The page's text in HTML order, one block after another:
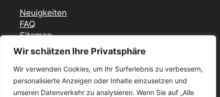
Wir schätzen Ihre Privatsphäre
Wir verwenden Cookies, um Ihr Surferlebnis zu verbessern,
personalisierte Anzeigen oder Inhalte einzusetzen und
unseren Datenverkehr zu analysieren. Wenn Sie auf „Alle
Neuigkeiten
FAQ
Sitemap
Vor Ort Notfall Service
Mercedes Zündschloss ELV Reparatur
Düsseldorf